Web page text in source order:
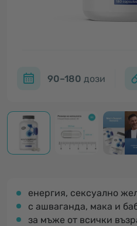
90–180 дози
енергия, сексуално
с ашваганда, мака и
за мъже от всички